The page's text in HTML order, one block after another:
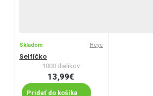
Skladom Heye
Selfíčko
1000 dielikov
13,99€
Pridať do košíka